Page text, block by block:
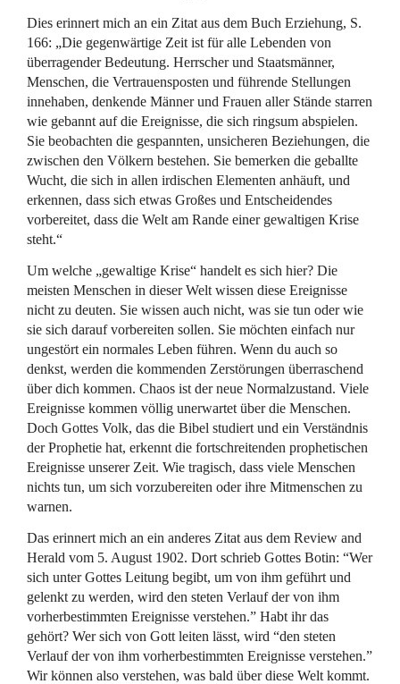
Dies erinnert mich an ein Zitat aus dem Buch Erziehung, S.
166: „Die gegenwärtige Zeit ist für alle Lebenden von
überragender Bedeutung. Herrscher und Staatsmänner,
Menschen, die Vertrauensposten und führende Stellungen
innehaben, denkende Männer und Frauen aller Stände starren
wie gebannt auf die Ereignisse, die sich ringsum abspielen.
Sie beobachten die gespannten, unsicheren Beziehungen, die
zwischen den Völkern bestehen. Sie bemerken die geballte
Wucht, die sich in allen irdischen Elementen anhäuft, und
erkennen, dass sich etwas Großes und Entscheidendes
vorbereitet, dass die Welt am Rande einer gewaltigen Krise
steht.“
Um welche „gewaltige Krise“ handelt es sich hier? Die
meisten Menschen in dieser Welt wissen diese Ereignisse
nicht zu deuten. Sie wissen auch nicht, was sie tun oder wie
sie sich darauf vorbereiten sollen. Sie möchten einfach nur
ungestört ein normales Leben führen. Wenn du auch so
denkst, werden die kommenden Zerstörungen überraschend
über dich kommen. Chaos ist der neue Normalzustand. Viele
Ereignisse kommen völlig unerwartet über die Menschen.
Doch Gottes Volk, das die Bibel studiert und ein Verständnis
der Prophetie hat, erkennt die fortschreitenden prophetischen
Ereignisse unserer Zeit. Wie tragisch, dass viele Menschen
nichts tun, um sich vorzubereiten oder ihre Mitmenschen zu
warnen.
Das erinnert mich an ein anderes Zitat aus dem Review and
Herald vom 5. August 1902. Dort schrieb Gottes Botin: “Wer
sich unter Gottes Leitung begibt, um von ihm geführt und
gelenkt zu werden, wird den steten Verlauf der von ihm
vorherbestimmten Ereignisse verstehen.” Habt ihr das
gehört? Wer sich von Gott leiten lässt, wird “den steten
Verlauf der von ihm vorherbestimmten Ereignisse verstehen.”
Wir können also verstehen, was bald über diese Welt kommt.